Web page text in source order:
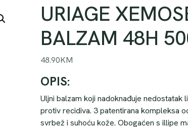
URIAGE
BALZAM 48H
48.90KM
OPIS:
Uljni balzam koji nadoknađuje nedostatak
protiv recidiva. 3 patentirana kompleksa
svrbež i suhoću kože. Obogaćen s illipe